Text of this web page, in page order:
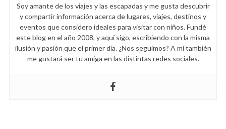
Soy amante de los viajes y las escapadas y me gusta descubrir
y compartir información acerca de lugares, viajes, destinos y
eventos que considero ideales para visitar con niños. Fundé
este blog en el año 2008, y aquí sigo, escribiendo con la misma
ilusión y pasión que el primer día. ¿Nos seguimos? A mí también
me gustará ser tu amiga en las distintas redes sociales.
r
: